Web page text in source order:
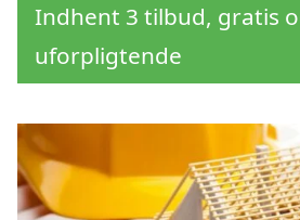
Indhent 3 tilbud, gratis
uforpligtende